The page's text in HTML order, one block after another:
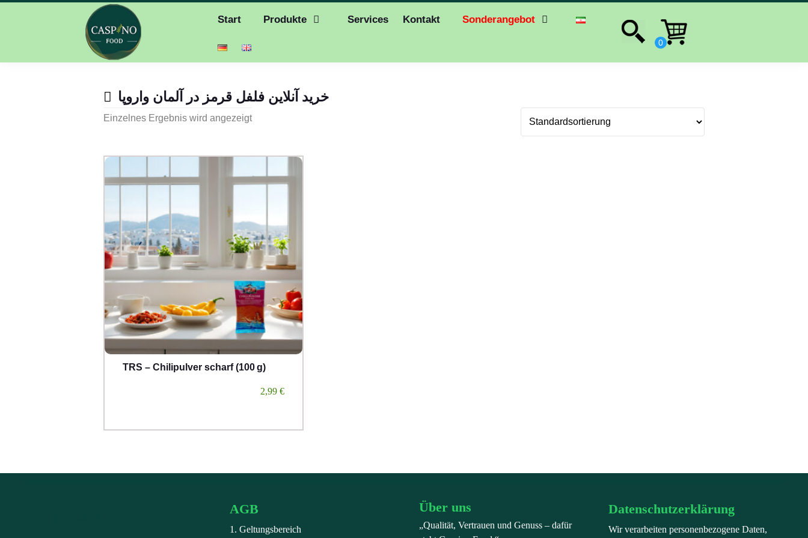
Start Produkte Services Kontakt Sonderangebot
خرید آنلاین فلفل قرمز در آلمان واروپا
Einzelnes Ergebnis wird angezeigt
TRS – Chilipulver scharf (100 g)
€
2,99
AGB
1. Geltungsbereich
Über uns
„Qualität, Vertrauen und Genuss – dafür
Datenschutzerklärung
Wir verarbeiten personenbezogene Daten,